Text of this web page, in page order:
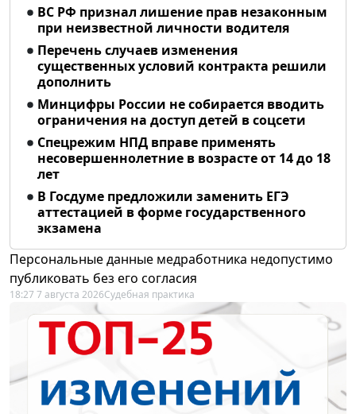
ВС РФ признал лишение прав незаконным
при неизвестной личности водителя
Перечень случаев изменения
существенных условий контракта решили
дополнить
Минцифры России не собирается вводить
ограничения на доступ детей в соцсети
Спецрежим НПД вправе применять
несовершеннолетние в возрасте от 14 до 18
лет
В Госдуме предложили заменить ЕГЭ
аттестацией в форме государственного
экзамена
Персональные данные медработника недопустимо
публиковать без его согласия
18:27 7 августа 2026Судебная практика